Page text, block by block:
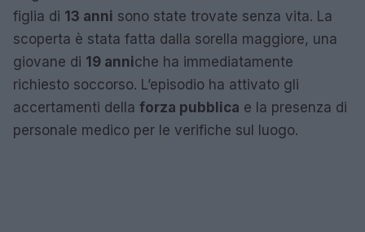
figlia di 13 anni sono state trovate senza vita. La
scoperta è stata fatta dalla sorella maggiore, una
giovane di 19 anniche ha immediatamente
richiesto soccorso. L’episodio ha attivato gli
accertamenti della forza pubblica e la presenza di
personale medico per le verifiche sul luogo.